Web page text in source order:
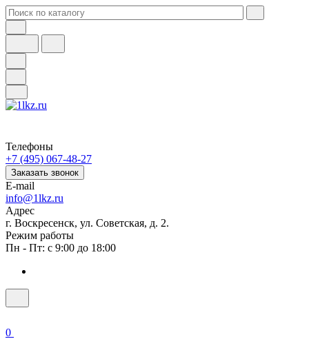
Телефоны
+7 (495) 067-48-27
Заказать звонок
E-mail
info@1lkz.ru
Адрес
г. Воскресенск, ул. Советская, д. 2.
Режим работы
Пн - Пт: с 9:00 до 18:00
0